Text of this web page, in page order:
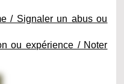
/ Signaler un abus ou
ou expérience / Noter